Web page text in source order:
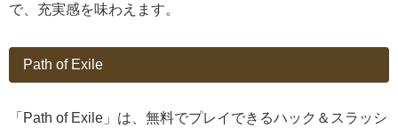
で、充実感を味わえます。
Path of Exile
「Path of Exile」は、無料でプレイできるハック＆スラッシ